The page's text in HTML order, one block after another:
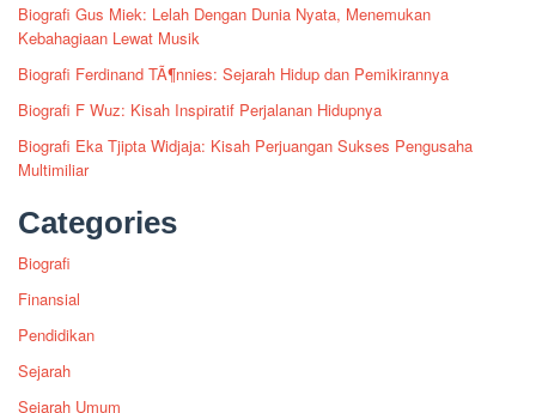
Biografi Gus Miek: Lelah Dengan Dunia Nyata, Menemukan
Kebahagiaan Lewat Musik
Biografi Ferdinand TÃ¶nnies: Sejarah Hidup dan Pemikirannya
Biografi F Wuz: Kisah Inspiratif Perjalanan Hidupnya
Biografi Eka Tjipta Widjaja: Kisah Perjuangan Sukses Pengusaha
Multimiliar
Categories
Biografi
Finansial
Pendidikan
Sejarah
Sejarah Umum